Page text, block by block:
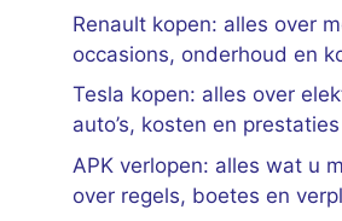
Renault kopen: alles over
occasions, onderhoud en
Tesla kopen: alles over
auto’s, kosten en prestaties
APK verlopen: alles wat u
over regels, boetes en